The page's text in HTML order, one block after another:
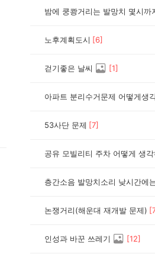
밤에 쿵쾅거리는 발망치 몇시까
노후계획도시 [6]
걷기좋은 날씨 [1]
아파트 분리수거문제 어떻게생
53사단 문제 [7]
공유 모빌리티 주차 어떻게 생
층간소음 발망치소리 낮시간에
논쟁거리(해운대 재개발 문제) [
인성과 바꾼 쓰레기 [12]